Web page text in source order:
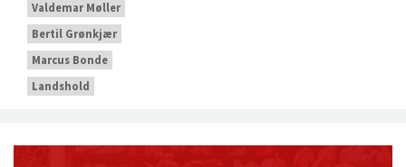
Valdemar Møller
Bertil Grønkjær
Marcus Bonde
Landshold